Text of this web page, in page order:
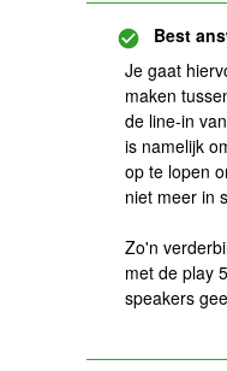
Best
Je gaat
maken
de line-in
is namelijk
op te lopen
niet meer in
Zo'n
met de play
speakers